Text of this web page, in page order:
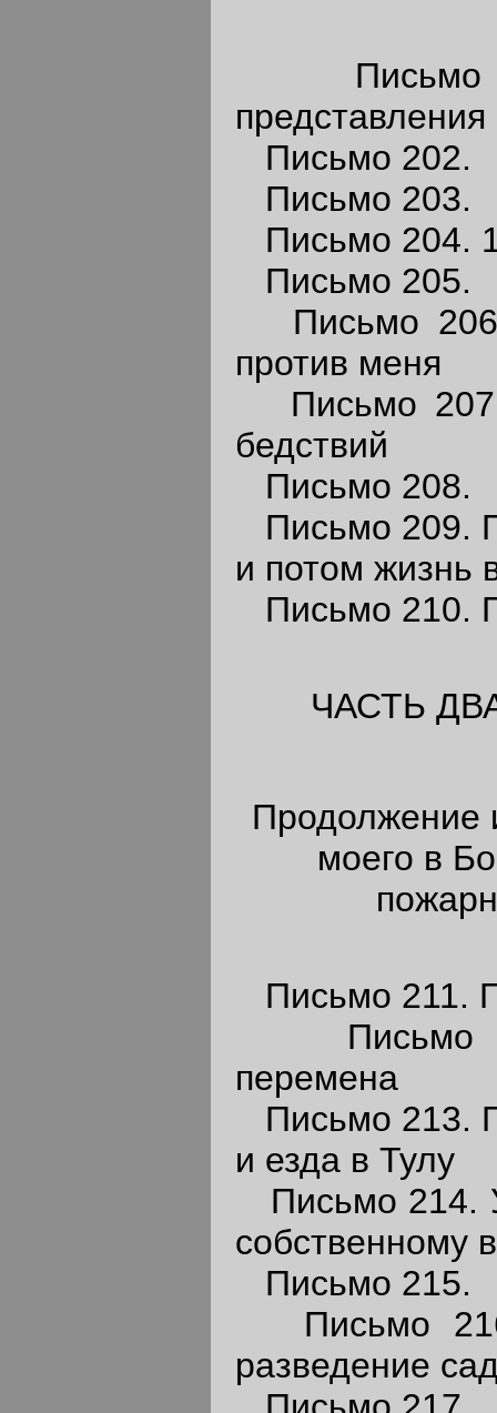
Письмо
представления
Письмо 202.
Письмо 203.
Письмо 204.
Письмо 205.
Письмо
против меня
Письмо
бедствий
Письмо 208.
Письмо 209.
и потом жизнь
Письмо 210.
ЧАСТЬ
Продолжение
моего в
Письмо 211.
Письмо
перемена
Письмо 213.
и езда в Тулу
Письмо 214.
собственному
Письмо 215.
Письмо
разведение